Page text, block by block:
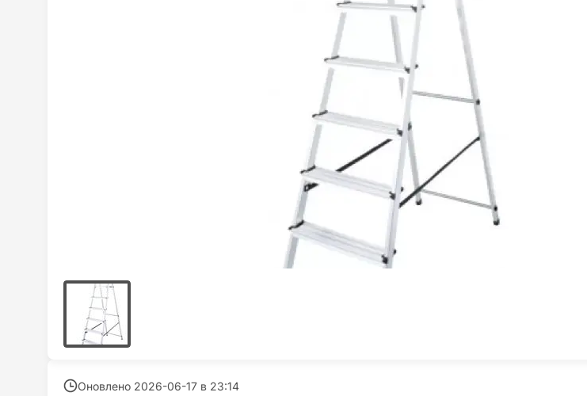
Оновлено 2026-06-17 в 23:14